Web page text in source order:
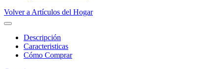
Volver a Artículos del Hogar
Descripción
Caracteristicas
Cómo Comprar